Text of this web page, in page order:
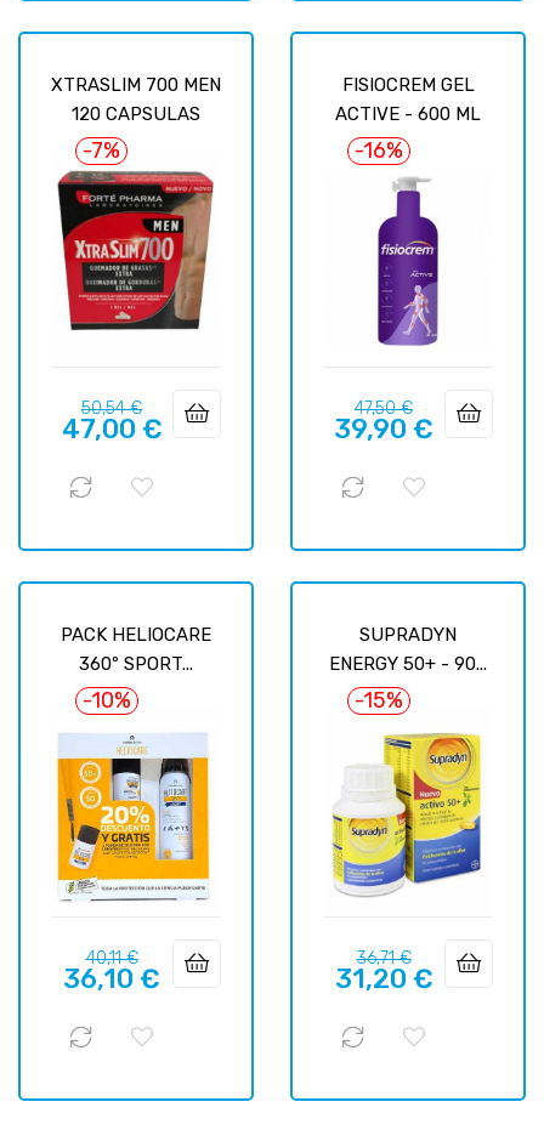
XTRASLIM 700 MEN
120 CAPSULAS
-7%
Precio
regular
50,54 €Precio
47,00 €
FISIOCREM GEL
ACTIVE - 600 ML
-16%
Precio
regular
47,50 €Precio
39,90 €
PACK HELIOCARE
360º SPORT...
-10%
Precio
regular
40,11 €Precio
36,10 €
SUPRADYN
ENERGY 50+ - 90...
-15%
Precio
regular
36,71 €Precio
31,20 €